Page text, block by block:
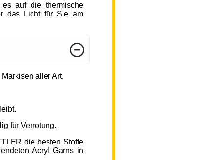
es auf die thermische
das Licht für Sie am
aller Art.
für Verrotung.
die besten Stoffe
Acryl Garns in